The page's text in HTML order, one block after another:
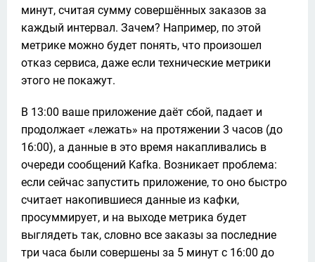
минут, считая сумму совершённых заказов за
каждый интервал. Зачем? Например, по этой
метрике можно будет понять, что произошел
отказ сервиса, даже если технические метрики
этого не покажут.
В 13:00 ваше приложение даёт сбой, падает и
продолжает «лежать» на протяжении 3 часов (до
16:00), а данные в это время накапливались в
очереди сообщений Kafka. Возникает проблема:
если сейчас запустить приложение, то оно быстро
считает накопившиеся данные из кафки,
просуммирует, и на выходе метрика будет
выглядеть так, словно все заказы за последние
три часа были совершены за 5 минут с 16:00 до